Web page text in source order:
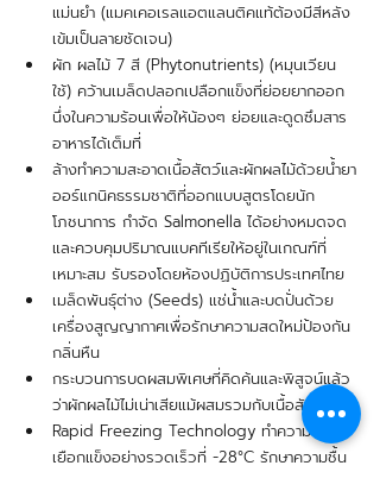
แม่นยำ (แมคเคอเรลแอตแลนติคแท้ต้องมีสีหลัง
เข้มเป็นลายชัดเจน)
ผัก ผลไม้ 7 สี (Phytonutrients) (หมุนเวียน
ใช้) คว้านเมล็ดปลอกเปลือกแข็งที่ย่อยยากออก
นึ่งในความร้อนเพื่อให้น้องๆ ย่อยและดูดซึมสาร
อาหารได้เต็มที่
ล้างทำความสะอาดเนื้อสัตว์และผักผลไม้ด้วยน้ำยา
ออร์แกนิคธรรมชาติที่ออกแบบสูตรโดยนัก
โภชนาการ กำจัด Salmonella ได้อย่างหมดจด
และควบคุมปริมาณแบคทีเรียให้อยู่ในเกณฑ์ที่
เหมาะสม รับรองโดยห้องปฏิบัติการประเทศไทย
เมล็ดพันธุ์ต่าง (Seeds) แช่น้ำและบดปั่นด้วย
เครื่องสูญญากาศเพื่อรักษาความสดใหม่ป้องกัน
กลิ่นหืน
กระบวนการบดผสมพิเศษที่คิดค้นและพิสูจน์แล้ว
ว่าผักผลไม้ไม่เน่าเสียแม้ผสมรวมกับเนื้อสัตว์
Rapid Freezing Technology ทำความเย็น
เยือกแข็งอย่างรวดเร็วที่ -28°C รักษาความชื้น